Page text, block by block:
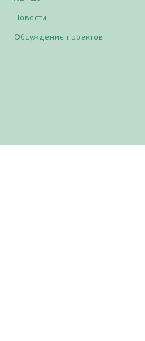
Новости
Обсуждение проектов